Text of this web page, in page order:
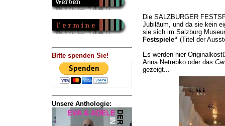
Bitte spenden Sie!
Unsere Anthologie:
Die SALZBURGER
Jubiläum, und da sie kein
sie sich im Salzburg
Festspiele“ (Titel der
Es werden hier
Anna Netrebko oder das
gezeigt...